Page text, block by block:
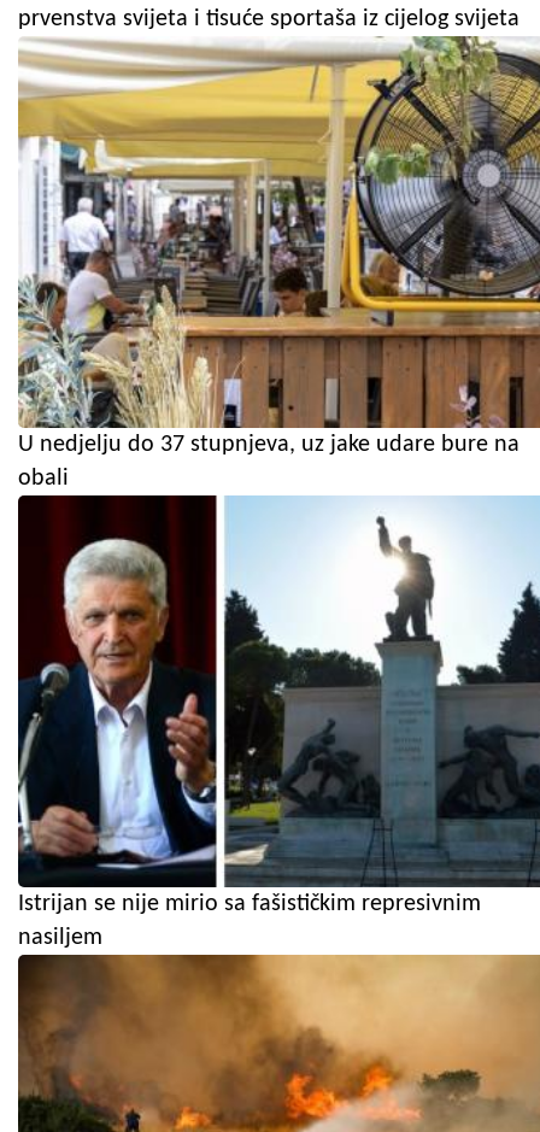
prvenstva svijeta i tisuće sportaša iz cijelog svijeta
U nedjelju do 37 stupnjeva, uz jake udare bure na
obali
Istrijan se nije mirio sa fašističkim represivnim
nasiljem